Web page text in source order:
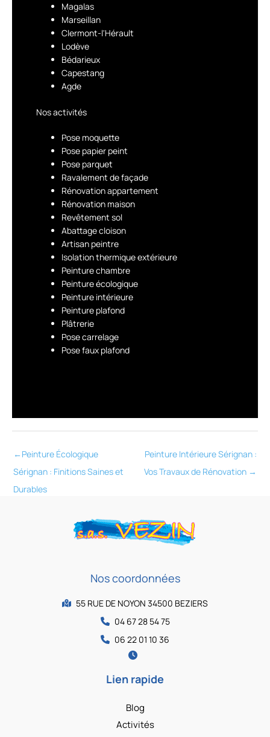
Magalas
Marseillan
Clermont-l'Hérault
Lodève
Bédarieux
Capestang
Agde
Nos activités
Pose moquette
Pose papier peint
Pose parquet
Ravalement de façade
Rénovation appartement
Rénovation maison
Revêtement sol
Abattage cloison
Artisan peintre
Isolation thermique extérieure
Peinture chambre
Peinture écologique
Peinture intérieure
Peinture plafond
Plâtrerie
Pose carrelage
Pose faux plafond
←Peinture Écologique
Sérignan : Finitions Saines et
Durables
Peinture Intérieure Sérignan :
Vos Travaux de Rénovation →
Nos coordonnées
55 RUE DE NOYON 34500 BEZIERS
04 67 28 54 75
06 22 01 10 36
Lien rapide
Blog
Activités